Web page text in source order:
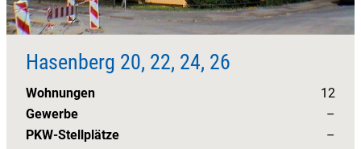
Hasenberg 20, 22, 24, 26
Wohnungen
12
Gewerbe
–
PKW-Stellplätze
–